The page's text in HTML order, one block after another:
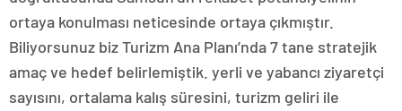
ortaya konulması neticesinde ortaya çıkmıştır.
Biliyorsunuz biz Turizm Ana Planı’nda 7 tane stratejik
amaç ve hedef belirlemiştik. yerli ve yabancı ziyaretçi
sayısını, ortalama kalış süresini, turizm geliri ile